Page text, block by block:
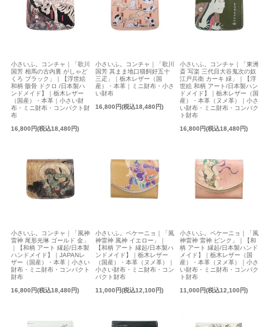
小さいふ。コンチャ｜「歌川
国芳 相馬の古内裏 がしゃど
くろ ブラック」｜【浮世絵
和柄 骸骨 ドクロ /日本製ハ
ンドメイド】｜栃木レザー
（国産）・本革｜小さい財
布・ミニ財布・コンパクト財
布
16,800円(税込18,480円)
小さいふ。コンチャ｜「歌川
国芳 其まま地口猫飼好五十
三疋」｜栃木レザー（国
産）・本革｜ミニ財布・小さ
い財布
16,800円(税込18,480円)
小さいふ。コンチャ｜「東洲
斎 写楽 三代目大谷鬼次の奴
江戸兵衛 カーキ 緑」｜【浮
世絵 和柄 アート/日本製ハン
ドメイド】｜栃木レザー（国
産）・本革（ヌメ革）｜小さ
い財布・ミニ財布・コンパク
ト財布
16,800円(税込18,480円)
小さいふ。コンチャ｜「風神
雷神 尾形光琳 ゴールド 金」
｜【和柄 アート 縁起/日本製
ハンドメイド】｜JAPANレ
ザー（国産）・本革｜小さい
財布・ミニ財布・コンパクト
財布
16,800円(税込18,480円)
小さいふ。ペケーニョ｜「風
神雷神 風神 イエロー」｜
【和柄 アート 縁起/日本製ハ
ンドメイド】｜栃木レザー
（国産）・本革（ヌメ革）｜
小さい財布・ミニ財布・コン
パクト財布
11,000円(税込12,100円)
小さいふ。ペケーニョ｜「風
神雷神 雷神 ピンク」｜【和
柄 アート 縁起/日本製ハンド
メイド】｜栃木レザー（国
産）・本革（ヌメ革）｜小さ
い財布・ミニ財布・コンパク
ト財布
11,000円(税込12,100円)